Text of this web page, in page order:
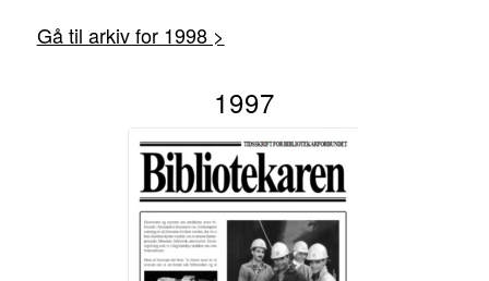
Gå til arkiv for 1998 >
1997